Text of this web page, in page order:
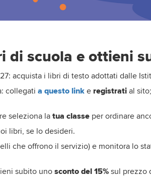
di scuola e ottieni
acquista i libri di testo adottati dalle
collegati a questo link e registrati al
seleziona latua classe per ordinare
libri, se lo desideri.
che offrono il servizio) e monitora lo
subito uno sconto del 15% sul prezzo